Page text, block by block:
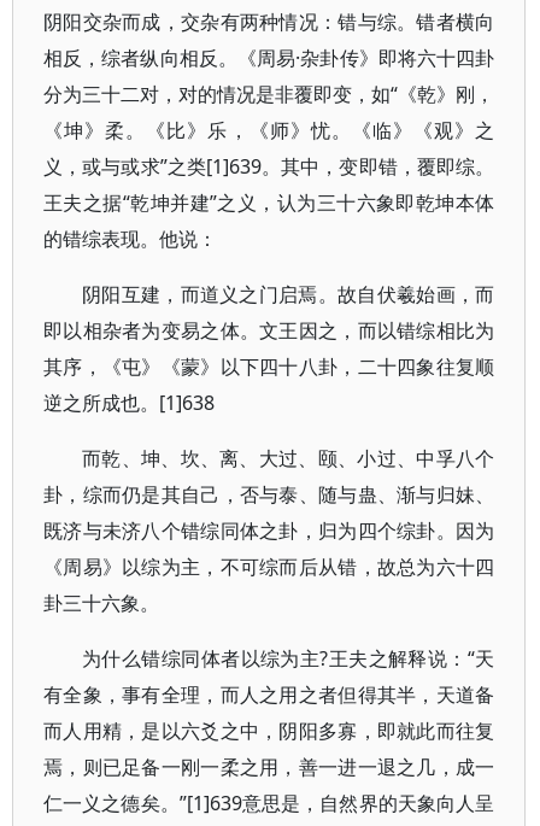
阴阳交杂而成，交杂有两种情况：错与综。错者横向
相反，综者纵向相反。《周易·杂卦传》即将六十四卦
分为三十二对，对的情况是非覆即变，如“《乾》刚，
《坤》柔。《比》乐，《师》忧。《临》《观》之
义，或与或求”之类[1]639。其中，变即错，覆即综。
王夫之据“乾坤并建”之义，认为三十六象即乾坤本体
的错综表现。他说：
阴阳互建，而道义之门启焉。故自伏羲始画，而
即以相杂者为变易之体。文王因之，而以错综相比为
其序，《屯》《蒙》以下四十八卦，二十四象往复顺
逆之所成也。[1]638
而乾、坤、坎、离、大过、颐、小过、中孚八个
卦，综而仍是其自己，否与泰、随与蛊、渐与归妹、
既济与未济八个错综同体之卦，归为四个综卦。因为
《周易》以综为主，不可综而后从错，故总为六十四
卦三十六象。
为什么错综同体者以综为主?王夫之解释说：“天
有全象，事有全理，而人之用之者但得其半，天道备
而人用精，是以六爻之中，阴阳多寡，即就此而往复
焉，则已足备一刚一柔之用，善一进一退之几，成一
仁一义之德矣。”[1]639意思是，自然界的天象向人呈